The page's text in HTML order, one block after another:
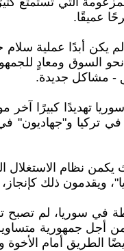
عميقًا.
لم يكن أبدًا عملية
ومعادٍ
مشاكل جديدة.
تهديدًا كبيرًا آخر
تركيا و"جهاديون"
نظام الاستغلال
ذلك كإنجاز،
في سوريا، لم تصبح
أجل جمهورية